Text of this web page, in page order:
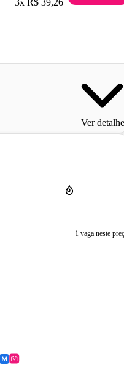
3x R$ 39,26
Ver
1 vaga neste